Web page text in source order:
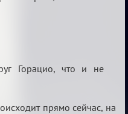
Горацио, что и не
прямо сейчас, на